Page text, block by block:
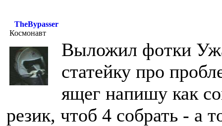
TheBypasser
Космонавт
Выложил фотки
статейку про
ящег напишу как
резик, чтоб 4 собрать - а